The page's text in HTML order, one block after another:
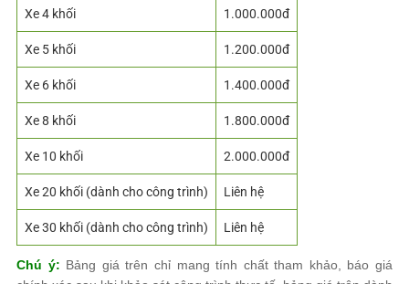
Xe 4 khối 1.000.000đ
Xe 5 khối 1.200.000đ
Xe 6 khối 1.400.000đ
Xe 8 khối 1.800.000đ
Xe 10 khối 2.000.000đ
Xe 20 khối (dành cho công trình) Liên hệ
Xe 30 khối (dành cho công trình) Liên hệ
Chú ý: Bảng giá trên chỉ mang tính chất tham khảo, báo giá